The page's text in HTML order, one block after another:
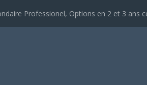
Professionel, Options en 2 et 3 ans